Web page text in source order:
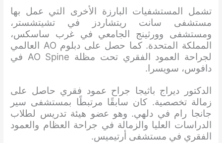
تشمل المستشفيات البارزة الأخرى التي عمل بها
مستشفى سانت ريتشاردز في تشيتشستر،
ومستشفى وورثينج الجامعي في غرب ساسكس،
المملكة المتحدة. كما حصل على دبلوم AO العالمي
لجراحة العمود الفقري تحت مظلة AO Spine في
دافوس، سويسرا.
الدكتور ديراج باثيجا جراح عمود فقري حاصل على
زمالة تخصصية. كان سابقًا مرتبطًا بمستشفى سير
جانجا رام في دلهي. وهو عضو هيئة تدريس لطلاب
الدراسات العليا والزمالة في جراحة العظام والعمود
الفقري في مستشفى أرتيميس.